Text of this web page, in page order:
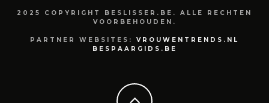
2025 COPYRIGHT BESLISSER.BE. ALLE RECHTEN
VOORBEHOUDEN.
PARTNER WEBSITES: VROUWENTRENDS.NL
BESPAARGIDS.BE